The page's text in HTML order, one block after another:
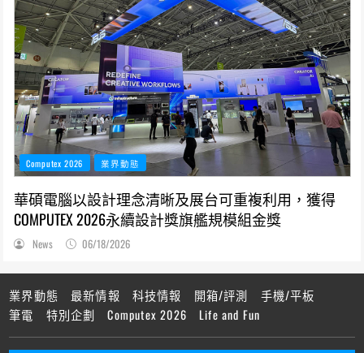
Computex 2026 業界動態
華碩電腦以設計理念清晰及展台可重複利用，獲得
COMPUTEX 2026永續設計獎旗艦規模組金獎
News 06/18/2026
業界動態 最新情報 科技情報 開箱/評測
手機/平板
筆電
特別企劃 Computex 2026 Life and Fun